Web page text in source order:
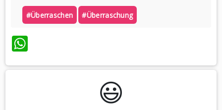
#überraschen #überraschung
WhatsApp
😃️